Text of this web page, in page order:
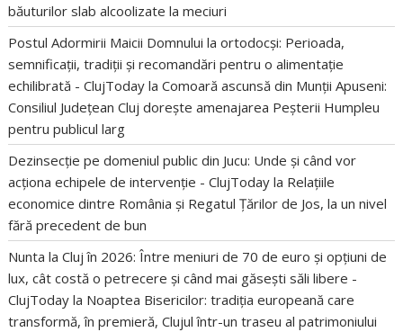
băuturilor slab alcoolizate la meciuri
Postul Adormirii Maicii Domnului la ortodocși: Perioada,
semnificații, tradiții și recomandări pentru o alimentație
echilibrată - ClujToday laComoară ascunsă din Munții Apuseni:
Consiliul Județean Cluj dorește amenajarea Peșterii Humpleu
pentru publicul larg
Dezinsecție pe domeniul public din Jucu: Unde și când vor
acționa echipele de intervenție - ClujToday la Relațiile
economice dintre România și Regatul Țărilor de Jos, la un nivel
fără precedent de bun
Nunta la Cluj în 2026: Între meniuri de 70 de euro și opțiuni de
lux, cât costă o petrecere și când mai găsești săli libere -
ClujToday la Noaptea Bisericilor: tradiția europeană care
transformă, în premieră, Clujul într-un traseu al patrimoniului